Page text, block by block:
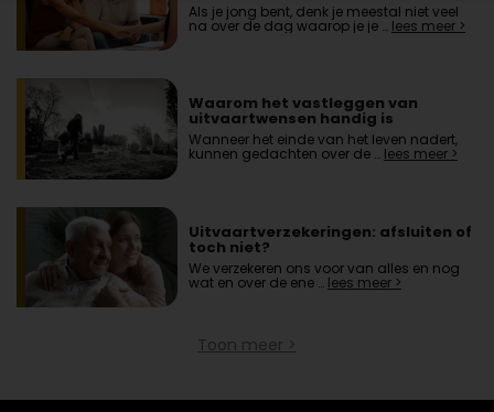
Als je jong bent, denk je meestal niet veel
na over de dag waarop je je … lees meer >
Waarom het vastleggen van
uitvaartwensen handig is
Wanneer het einde van het leven nadert,
kunnen gedachten over de … lees meer >
Uitvaartverzekeringen: afsluiten of
toch niet?
We verzekeren ons voor van alles en nog
wat en over de ene … lees meer >
Toon meer >